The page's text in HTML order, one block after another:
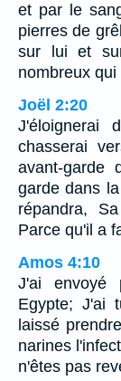
et par le
pierres de
sur lui et
nombreux
Joël 2:20
J'éloignerai
chasserai
avant-garde
garde dans
répandra,
Parce qu'il a
Amos 4:10
J'ai envoyé
Egypte; J'ai
laissé
narines
n'êtes pas